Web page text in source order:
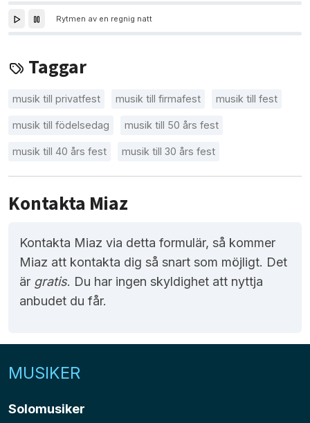
Rytmen av en regnig natt
Taggar
musik till privatfest musik till firmafest musik till fest
musik till födelsedag musik till 50 års fest
musik till 40 års fest musik till 30 års fest
Kontakta Miaz
Kontakta Miaz via detta formulär, så kommer
Miaz att kontakta dig så snart som möjligt. Det
är gratis. Du har ingen skyldighet att nyttja
anbudet du får.
MUSIKER
Solomusiker